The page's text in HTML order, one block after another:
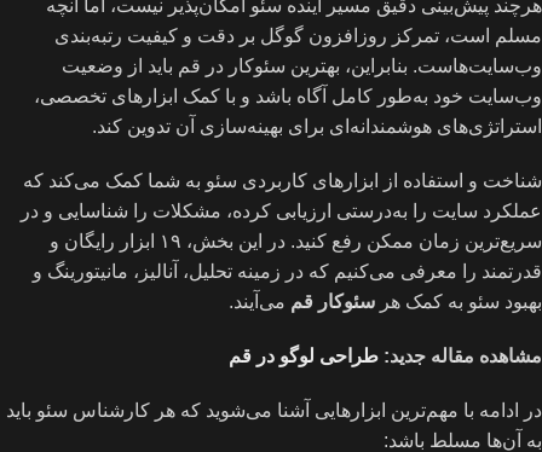
هرچند پیش‌بینی دقیق مسیر آینده سئو امکان‌پذیر نیست، اما آنچه
مسلم است، تمرکز روزافزون گوگل بر دقت و کیفیت رتبه‌بندی
وب‌سایت‌هاست. بنابراین، بهترین سئوکار در قم باید از وضعیت
وب‌سایت خود به‌طور کامل آگاه باشد و با کمک ابزارهای تخصصی،
استراتژی‌های هوشمندانه‌ای برای بهینه‌سازی آن تدوین کند.
شناخت و استفاده از ابزارهای کاربردی سئو به شما کمک می‌کند که
عملکرد سایت را به‌درستی ارزیابی کرده، مشکلات را شناسایی و در
سریع‌ترین زمان ممکن رفع کنید. در این بخش، ۱۹ ابزار رایگان و
قدرتمند را معرفی می‌کنیم که در زمینه تحلیل، آنالیز، مانیتورینگ و
بهبود سئو به کمک هر سئوکار قم می‌آیند.
مشاهده مقاله جدید: طراحی لوگو در قم
در ادامه با مهم‌ترین ابزارهایی آشنا می‌شوید که هر کارشناس سئو باید
به آن‌ها مسلط باشد: